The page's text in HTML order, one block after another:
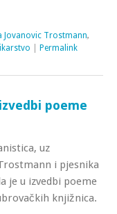
Jovanovic Trostmann,
Permalink
poeme
uz
i pjesnika
je u izvedbi poeme
knjižnica.